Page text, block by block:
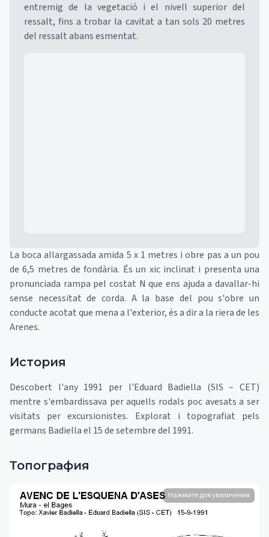
entremig de la vegetació i el nivell superior del
ressalt, fins a trobar la cavitat a tan sols 20 metres
del ressalt abans esmentat.
La boca allargassada amida 5 x 1 metres i obre pas a un pou
de 6,5 metres de fondària. És un xic inclinat i presenta una
pronunciada rampa pel costat N que ens ajuda a davallar-hi
sense necessitat de corda. A la base del pou s'obre un
conducte acotat que mena a l'exterior, és a dir a la riera de les
Arenes.
История
Descobert l'any 1991 per l'Eduard Badiella (SIS – CET)
mentre s'embardissava per aquells rodals poc avesats a ser
visitats per excursionistes. Explorat i topografiat pels
germans Badiella el 15 de setembre del 1991.
Топография
Нажмите для увеличения